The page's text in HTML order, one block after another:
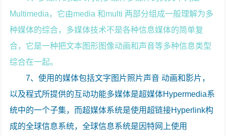
Multimedia，它由media 和multi 两部分组成一般理解为多
种媒体的综合，多媒体技术不是各种信息媒体的简单复
合，它是一种把文本图形图像动画和声音等多种信息类型
综合在一起。
7、使用的媒体包括文字图片照片声音 动画和影片，
以及程式所提供的互动功能多媒体是超媒体Hypermedia系
统中的一个子集，而超媒体系统是使用超链接Hyperlink构
成的全球信息系统，全球信息系统是因特网上使用